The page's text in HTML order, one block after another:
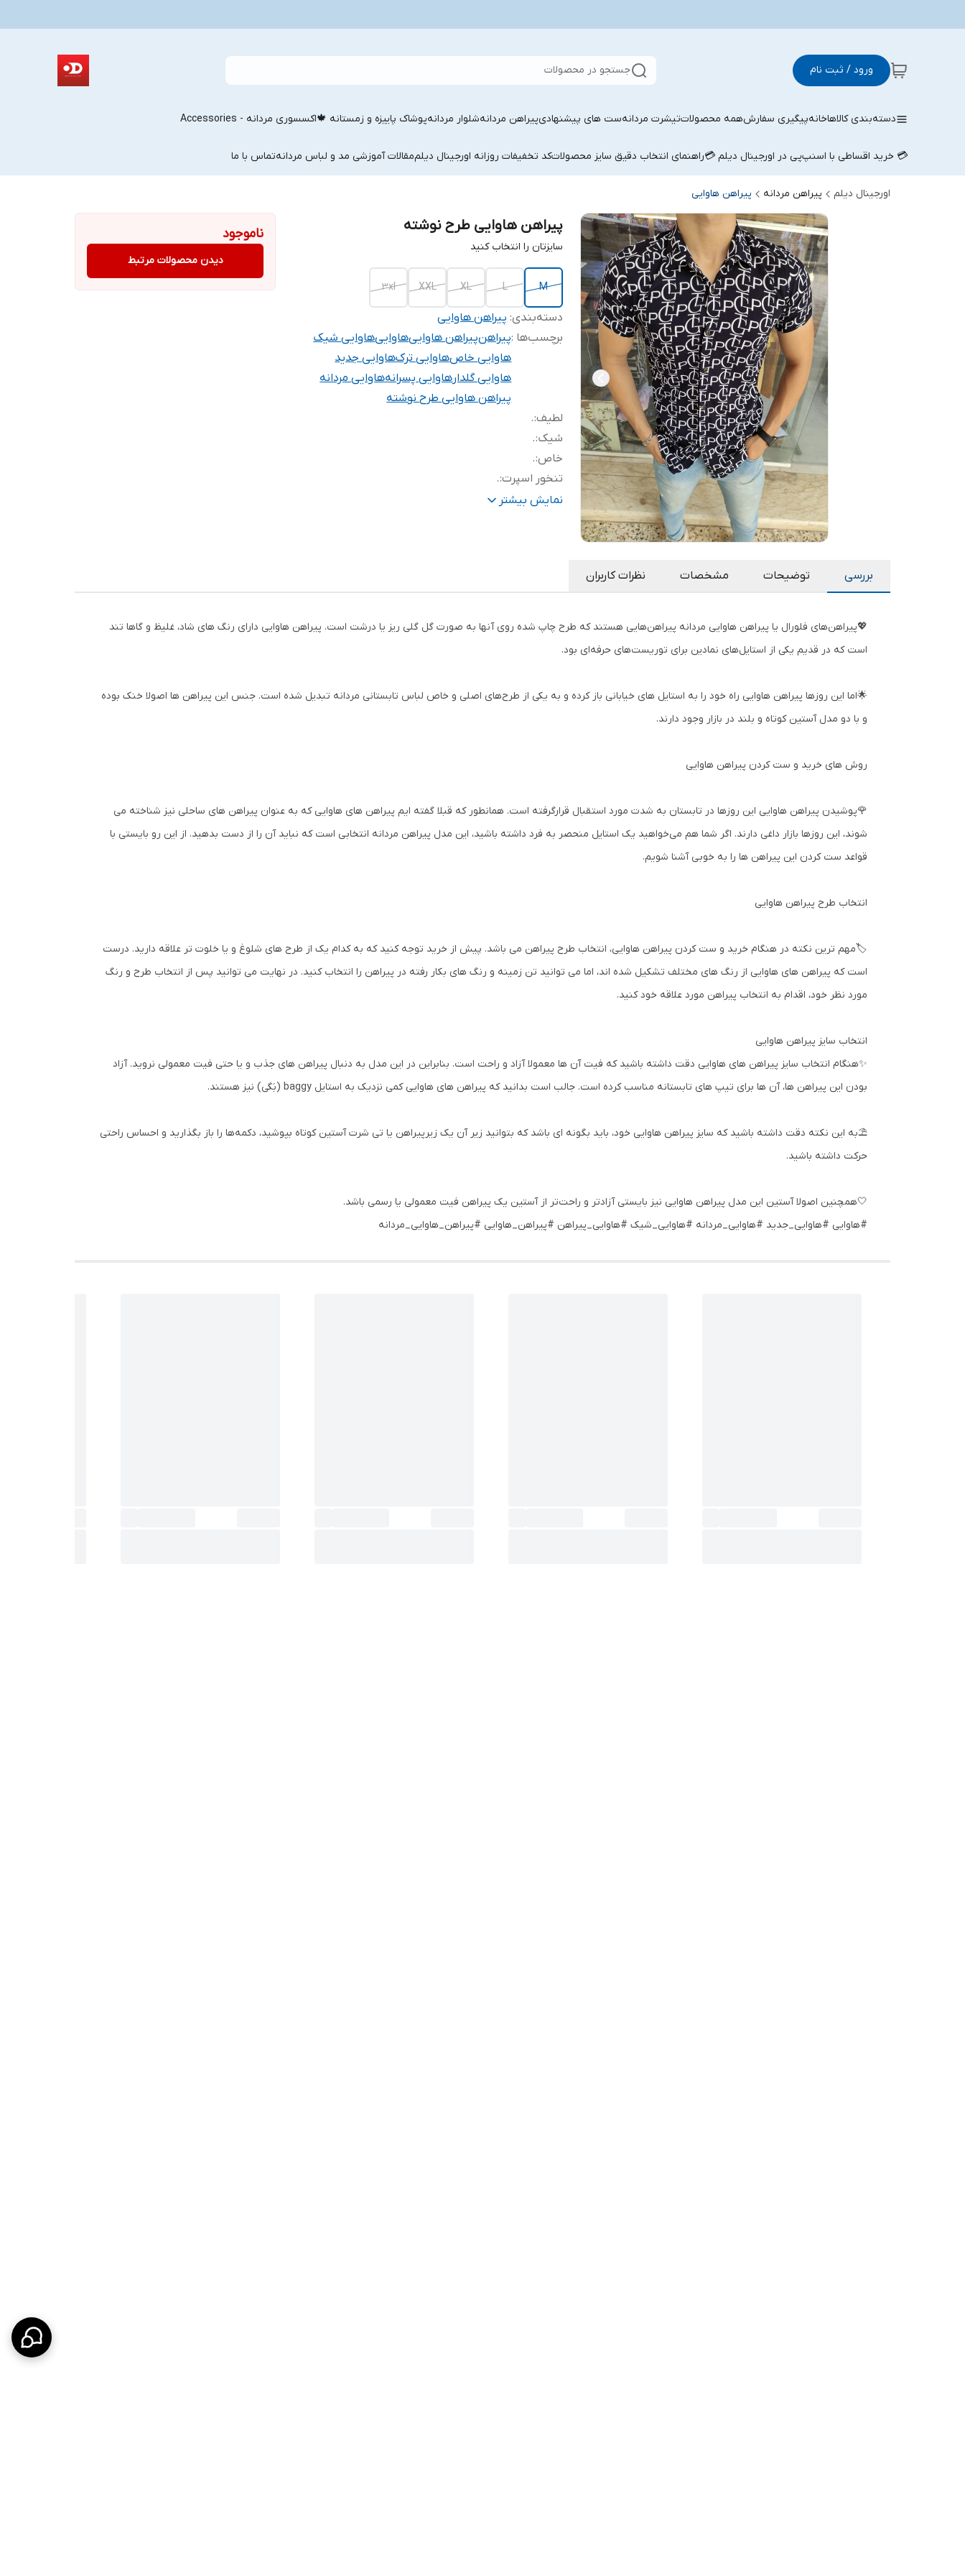
ورود / ثبت نام جستجو در محصولات
دسته‌بندی کالاهاخانهپیگیری سفارشهمه محصولاتتیشرت مردانهست های پیشنهادیپیراهن مردانهشلوار مردانهپوشاک پاییزه و زمستانه 🍁اکسسوری مردانه - Accessories
💳 خرید اقساطی با اسنپ‌پی در اورجینال دیلم 💳راهنمای انتخاب دقیق سایز محصولاتکد تخفیفات روزانه اورجینال دیلممقالات آموزشی مد و لباس مردانهتماس با ما
اورجینال دیلم پیراهن مردانه پیراهن هاوایی
پیراهن هاوایی طرح نوشته
سایزتان را انتخاب کنید
M
L
XL
XXL
3xl
دسته‌بندی:پیراهن هاوایی
برچسب‌ها :پیراهنپیراهن هاواییهاواییهاوایی شیک
هاوایی خاصهاوایی ترکهاوایی جدید
هاوایی گلدارهاوایی پسرانههاوایی مردانه
پیراهن هاوایی طرح نوشته
لطیف:
.
شیک:
.
خاص:
.
تنخور اسپرت:
.
تابستانه:
.
نمایش بیشتر
ناموجود
دیدن محصولات مرتبط
بررسی توضیحات مشخصات نظرات کاربران
💖پیراهن‌های فلورال یا پیراهن هاوایی مردانه پیراهن‌هایی هستند که طرح چاپ شده روی آنها به صورت گل گلی ریز یا درشت است. پیراهن هاوایی دارای رنگ های شاد، غلیظ و گاها تند
است که در قدیم یکی از استایل‌های نمادین برای توریست‌های حرفه‌ای بود.
🌟اما این روزها پیراهن هاوایی راه خود را به استایل های خیابانی باز کرده و به یکی از طرح‌های اصلی و خاص لباس تابستانی مردانه تبدیل شده است. جنس این پیراهن ها اصولا خنک بوده
و با دو مدل آستین کوتاه و بلند در بازار وجود دارند.
روش های خرید و ست کردن پیراهن هاوایی
🌹پوشیدن پیراهن هاوایی این روزها در تابستان به شدت مورد استقبال قرارگرفته است. همانطور که قبلا گفته ایم پیراهن های هاوایی که به عنوان پیراهن های ساحلی نیز شناخته می
شوند، این روزها بازار داغی دارند. اگر شما هم می‌خواهید یک استایل منحصر به فرد داشته باشید، این مدل پیراهن مردانه انتخابی است که نباید آن را از دست بدهید. از این رو بایستی با
قواعد ست کردن این پیراهن ها را به خوبی آشنا شویم.
انتخاب طرح پیراهن هاوایی
🏷️مهم ترین نکته در هنگام خرید و ست کردن پیراهن هاوایی، انتخاب طرح پیراهن می باشد. پیش از خرید توجه کنید که به کدام یک از طرح های شلوغ و یا خلوت تر علاقه دارید. درست
است که پیراهن های هاوایی از رنگ های مختلف تشکیل شده اند، اما می توانید تن زمینه و رنگ های بکار رفته در پیراهن را انتخاب کنید. در نهایت می توانید پس از انتخاب طرح و رنگ
مورد نظر خود، اقدام به انتخاب پیراهن مورد علاقه خود کنید.
انتخاب سایز پیراهن هاوایی
✨هنگام انتخاب سایز پیراهن های هاوایی دقت داشته باشید که فیت آن ها معمولا آزاد و راحت است. بنابراین در این مدل به دنبال پیراهن های جذب و یا حتی فیت معمولی نروید. آزاد
بودن این پیراهن ها، آن ها برای تیپ های تابستانه مناسب کرده است. جالب است بدانید که پیراهن های هاوایی کمی نزدیک به استایل baggy (بَگی) نیز هستند.
⛱️به این نکته دقت داشته باشید که سایز پیراهن هاوایی خود، باید بگونه ای باشد که بتوانید زیر آن یک زیرپیراهن یا تی شرت آستین کوتاه بپوشید، دکمه‌ها را باز بگذارید و احساس راحتی
حرکت داشته باشید.
🤍همچنین اصولا آستین این مدل پیراهن هاوایی نیز بایستی آزادتر و راحت‌تر از آستین یک پیراهن فیت معمولی یا رسمی باشد.
#هاوایی #هاوایی_جدید #هاوایی_مردانه #هاوایی_شیک #هاوایی_پیراهن #پیراهن_هاوایی #پیراهن_هاوایی_مردانه